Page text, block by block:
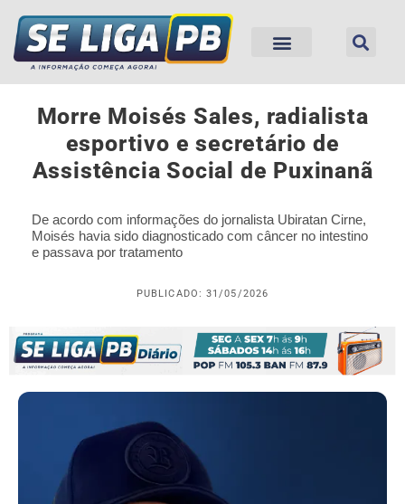
Morre Moisés Sales, radialista
esportivo e secretário de
Assistência Social de Puxinanã
De acordo com informações do jornalista Ubiratan Cirne,
Moisés havia sido diagnosticado com câncer no intestino
e passava por tratamento
PUBLICADO: 31/05/2026